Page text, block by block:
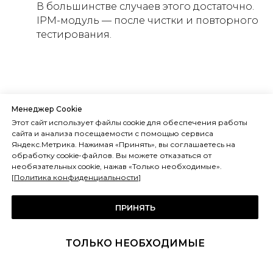
В большинстве случаев этого достаточно.
IPM-модуль — после чистки и повторного
тестирования.
Frostsystems обслуживает и ремонтирует VRF-
системы Dantex всех серий в Москве и
Московской области: диагностика по кодам
ошибок, поиск утечек R410A, замена датчиков,
плат и IPM-модулей, пуско-наладочные
работы.
Менеджер Cookie
Этот сайт использует файлы cookie для обеспечения работы
сайта и анализа посещаемости с помощью сервиса
Яндекс.Метрика. Нажимая «Принять», вы соглашаетесь на
обработку cookie-файлов. Вы можете отказаться от
необязательных cookie, нажав «Только необходимые».
[Политика конфиденциальности]
ПРИНЯТЬ
ТОЛЬКО НЕОБХОДИМЫЕ